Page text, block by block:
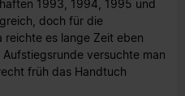
1993, 1994, 1995 und
doch für die
reichte es lange Zeit eben
versuchte man
früh das Handtuch